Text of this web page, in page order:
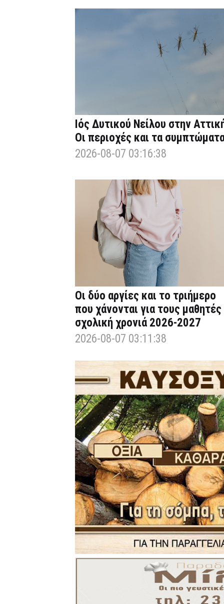
Ιός Δυτικού Νείλου στην
Οι περιοχές και τα
2026-08-07 03:16:38
Οι δύο αργίες και το τριήμερο
που χάνονται για τους μαθητές
σχολική χρονιά 2026-2027
2026-08-07 03:11:38